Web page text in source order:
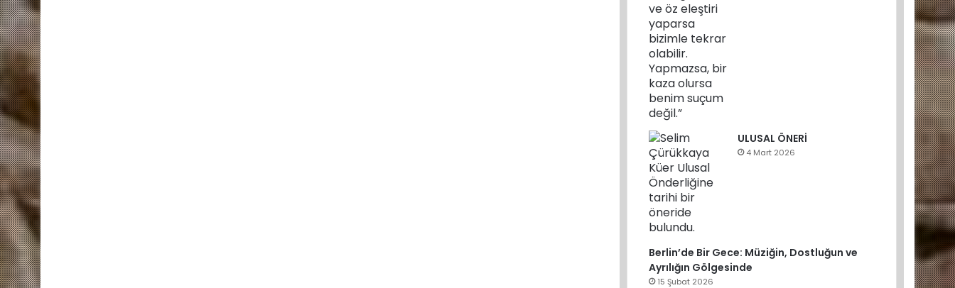
ULUSAL ÖNERİ
4 Mart 2026
Berlin’de Bir Gece: Müziğin, Dostluğun ve
Ayrılığın Gölgesinde
15 Şubat 2026